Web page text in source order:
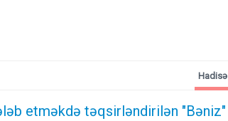
etməkdə təqsirləndirilən "Bəniz"
Hadisə